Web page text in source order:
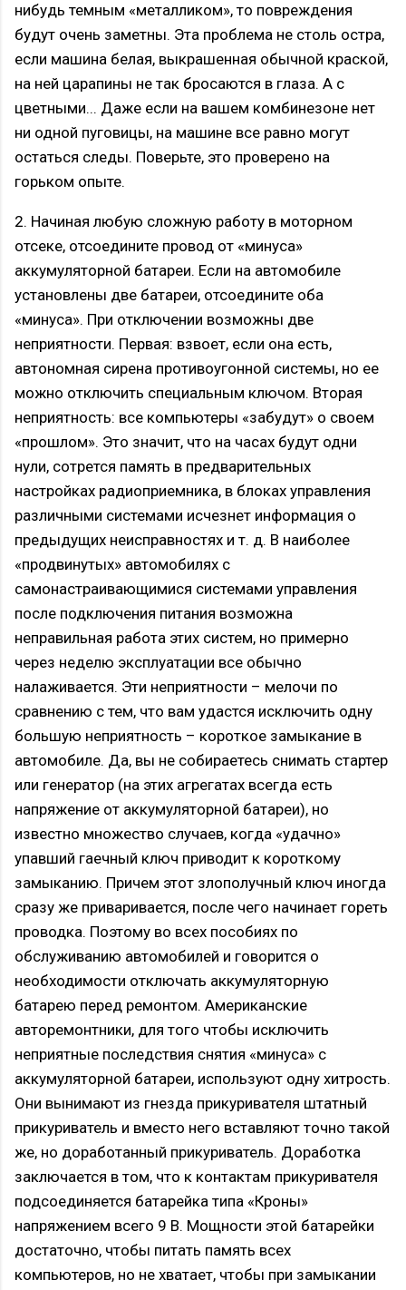
нибудь темным «металликом», то повреждения
будут очень заметны. Эта проблема не столь остра,
если машина белая, выкрашенная обычной краской,
на ней царапины не так бросаются в глаза. А с
цветными... Даже если на вашем комбинезоне нет
ни одной пуговицы, на машине все равно могут
остаться следы. Поверьте, это проверено на
горьком опыте.
2. Начиная любую сложную работу в моторном
отсеке, отсоедините провод от «минуса»
аккумуляторной батареи. Если на автомобиле
установлены две батареи, отсоедините оба
«минуса». При отключении возможны две
неприятности. Первая: взвоет, если она есть,
автономная сирена противоугонной системы, но ее
можно отключить специальным ключом. Вторая
неприятность: все компьютеры «забудут» о своем
«прошлом». Это значит, что на часах будут одни
нули, сотрется память в предварительных
настройках радиоприемника, в блоках управления
различными системами исчезнет информация о
предыдущих неисправностях и т. д. В наиболее
«продвинутых» автомобилях с
самонастраивающимися системами управления
после подключения питания возможна
неправильная работа этих систем, но примерно
через неделю эксплуатации все обычно
налаживается. Эти неприятности – мелочи по
сравнению с тем, что вам удастся исключить одну
большую неприятность – короткое замыкание в
автомобиле. Да, вы не собираетесь снимать стартер
или генератор (на этих агрегатах всегда есть
напряжение от аккумуляторной батареи), но
известно множество случаев, когда «удачно»
упавший гаечный ключ приводит к короткому
замыканию. Причем этот злополучный ключ иногда
сразу же приваривается, после чего начинает гореть
проводка. Поэтому во всех пособиях по
обслуживанию автомобилей и говорится о
необходимости отключать аккумуляторную
батарею перед ремонтом. Американские
авторемонтники, для того чтобы исключить
неприятные последствия снятия «минуса» с
аккумуляторной батареи, используют одну хитрость.
Они вынимают из гнезда прикуривателя штатный
прикуриватель и вместо него вставляют точно такой
же, но доработанный прикуриватель. Доработка
заключается в том, что к контактам прикуривателя
подсоединяется батарейка типа «Кроны»
напряжением всего 9 B. Мощности этой батарейки
достаточно, чтобы питать память всех
компьютеров, но не хватает, чтобы при замыкании